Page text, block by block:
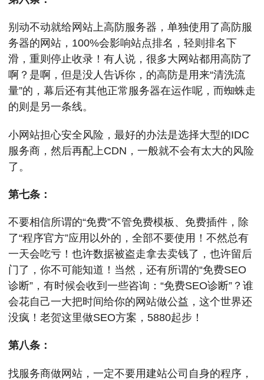
别动不动就给网站上高防服务器，单独使用了高防服
务器的网站，100%会影响站点排名，轻则排名下
滑，重则停止收录！有人说，很多大网站都用高防了
啊？是啊，但是没人告诉你，的高防是用来“清洗流
量”的，幕后还有其他正常服务器在运作呢，而蜘蛛走
的则是另一条线。
小网站担心安全风险，最好的办法是选择大型的IDC
服务商，然后再配上CDN，一般就不会有太大的风险
了。
第七条：
不要相信所谓的“免费”不管免费模板、免费插件，除
了“程序官方”应用以外的，全部不要使用！不然总有
一天会吃亏！也许数据被盗走拿去卖钱了，也许留后
门了，你不可能知道！当然，还有所谓的“免费SEO
诊断”，有时候会收到一些咨询：“免费SEO诊断”？谁
会花自己一大把时间给你的网站做公益，这个世界还
没疯！老贺这里做SEO方案，5880起步！
第八条：
找服务商做网站，一定不要用建站公司自身的程序，